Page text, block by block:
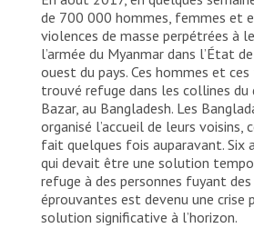
les transports en commun, avec un
véhicules d’urgence. Bangladesh,
de 700 000 hommes, femmes et
violences de masse perpétrées à
l’armée du Myanmar dans l’État
ouest du pays. Ces hommes et
trouvé refuge dans les collines du
Bazar, au Bangladesh. Les
organisé l’accueil de leurs voisins,
fait quelques fois auparavant. Six
qui devait être une solution
refuge à des personnes fuyant
éprouvantes est devenu une crise
solution significative à l’horizon.